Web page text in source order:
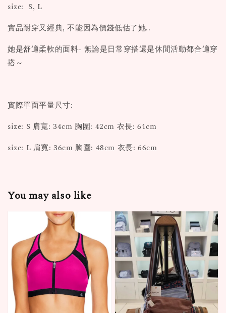
size: S, L
實品耐穿又經典, 不能因為價錢低估了她..
她是舒適柔軟的面料- 無論是日常穿搭還是休閒活動都合適穿
搭～
實際單面平量尺寸:
size: S 肩寬: 34cm 胸圍: 42cm 衣長: 61cm
size: L 肩寬: 36cm 胸圍: 48cm 衣長: 66cm
You may also like